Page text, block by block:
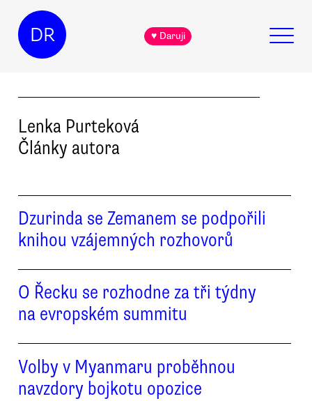
DR ♥ Daruji
Lenka Purteková
Články autora
Dzurinda se Zemanem se podpořili
knihou vzájemných rozhovorů
O Řecku se rozhodne za tři týdny
na evropském summitu
Volby v Myanmaru proběhnou
navzdory bojkotu opozice